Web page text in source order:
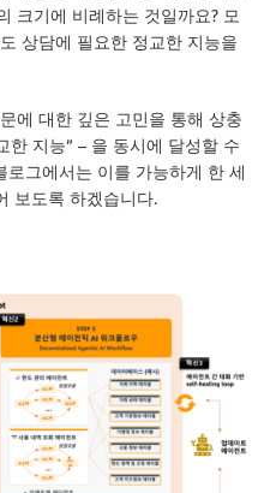
크기에 비례하는 것일까요? 모
상담에 필요한 정교한 지능을
에 대한 깊은 고민을 통해 상충
한 지능” – 을 동시에 달성할 수
그에서는 이를 가능하게 한 세
보도록 하겠습니다.